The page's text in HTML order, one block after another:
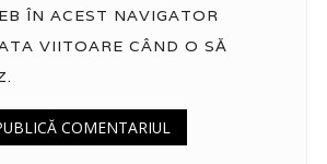
ÎN ACEST NAVIGATOR
VIITOARE CÂND O SĂ